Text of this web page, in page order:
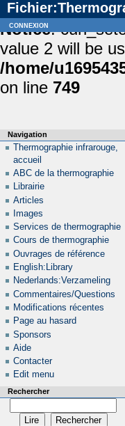
Notice:
value 2 will be
/home/
on line 749
Navigation
Thermographie infrarouge,
accueil
ABC de la thermographie
Librairie
Articles
Images
Services de thermographie
Cours de thermographie
Ouvrages de référence
English:Library
Nederlands:Verzameling
Commentaires/Questions
Modifications récentes
Page au hasard
Sponsors
Aide
Contacter
Edit menu
Rechercher
connexion